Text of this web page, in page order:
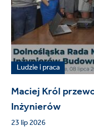
Ludzie i praca
Maciej Król
Inżynierów
23 lip 2026